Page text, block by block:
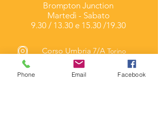
Brompton Junction
Martedì - Sabato
9.30 / 13.30 e 15.30 /19.30
Corso Umbria 7/A Torino
(Folding & Cargo Bike)
Via Duchessa Jolanda
Phone Email Facebook